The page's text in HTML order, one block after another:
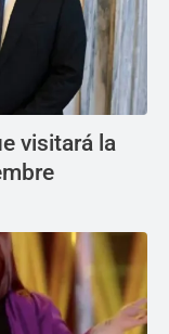
visitará la